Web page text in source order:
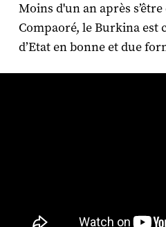
Moins d'un an après
Compaoré, le Burkina est
d’Etat en bonne et due